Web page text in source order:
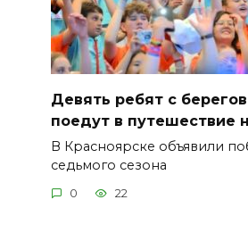
Девять ребят с
поедут в путешествие
В Красноярске объявили
седьмого сезона
0 22